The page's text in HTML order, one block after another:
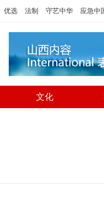
优选 法制 守艺中华 应急中
文化